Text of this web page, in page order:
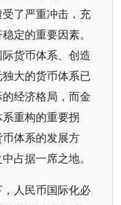
了严重冲击，充
定的重要因素。
货币体系、创造
大的货币体系已
经济格局，而金
重构的重要拐
体系的发展方
占据一席之地。
人民币国际化必